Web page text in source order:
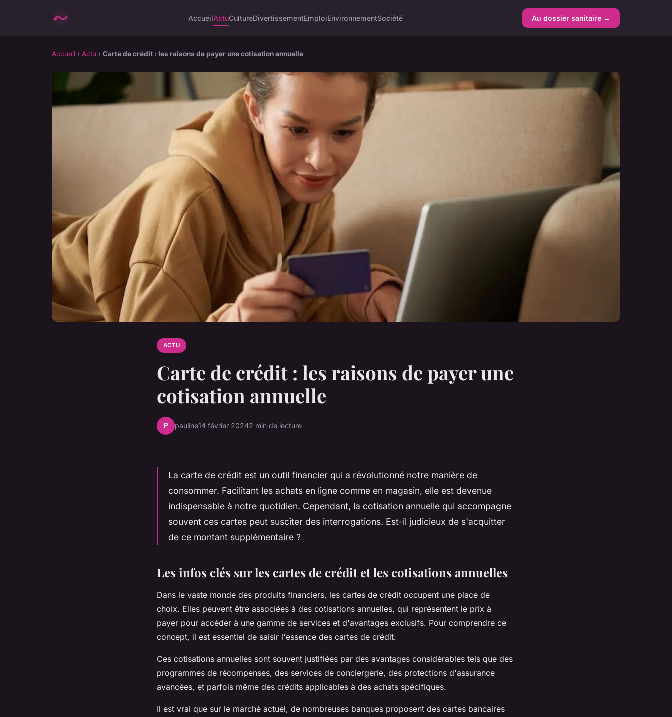
AccueilActuCultureDivertissementEmploiEnvironnementSociété Au dossier sanitaire →
Accueil › Actu › Carte de crédit : les raisons de payer une cotisation annuelle
ACTU
Carte de crédit : les raisons de payer une
cotisation annuelle
P pauline14 février 20242 min de lecture
La carte de crédit est un outil financier qui a révolutionné notre manière de
consommer. Facilitant les achats en ligne comme en magasin, elle est devenue
indispensable à notre quotidien. Cependant, la cotisation annuelle qui accompagne
souvent ces cartes peut susciter des interrogations. Est-il judicieux de s'acquitter
de ce montant supplémentaire ?
Les infos clés sur les cartes de crédit et les cotisations annuelles
Dans le vaste monde des produits financiers, les cartes de crédit occupent une place de
choix. Elles peuvent être associées à des cotisations annuelles, qui représentent le prix à
payer pour accéder à une gamme de services et d'avantages exclusifs. Pour comprendre ce
concept, il est essentiel de saisir l'essence des cartes de crédit.
Ces cotisations annuelles sont souvent justifiées par des avantages considérables tels que des
programmes de récompenses, des services de conciergerie, des protections d'assurance
avancées, et parfois même des crédits applicables à des achats spécifiques.
Il est vrai que sur le marché actuel, de nombreuses banques proposent des cartes bancaires